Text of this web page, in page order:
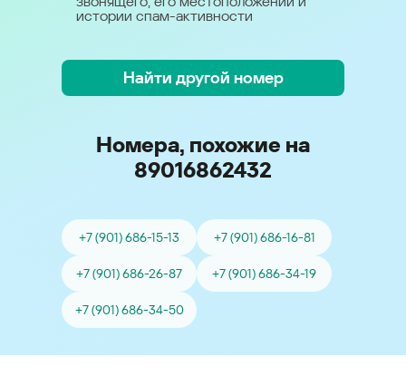
истории спам-активности
Найти другой номер
Номера, похожие на
89016862432
+7 (901) 686-15-13 +7 (901) 686-16-81
+7 (901) 686-26-87 +7 (901) 686-34-19
+7 (901) 686-34-50